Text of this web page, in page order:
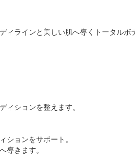
ラインと美しい肌へ導くトータルボ
ィションを整えます。
ションをサポート。
導きます。